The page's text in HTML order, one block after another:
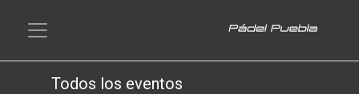
Todos los eventos